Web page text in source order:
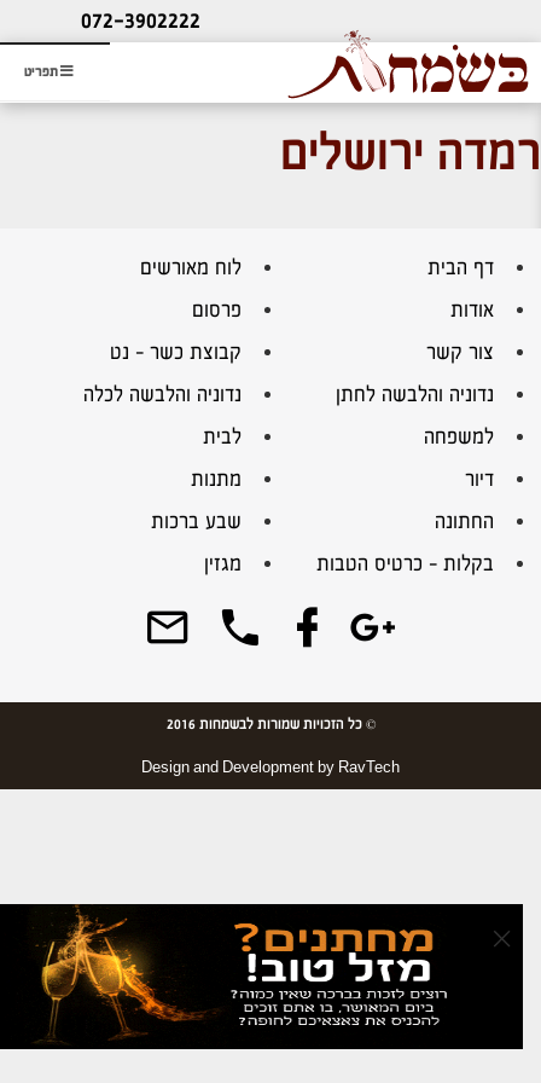
תפריט
ליעוץ חינם
והזמנת כרטיס שמחות
072-3902222
רמדה ירושלים
דף הבית
לוח מאורשים
אודות
פרסום
צור קשר
קבוצת כשר – נט
נדוניה והלבשה לחתן
נדוניה והלבשה לכלה
למשפחה
לבית
דיור
מתנות
החתונה
שבע ברכות
בקלות – כרטיס הטבות
מגזין
×
© כל הזכויות שמורות לבשמחות 2016
Design and Development by RavTech